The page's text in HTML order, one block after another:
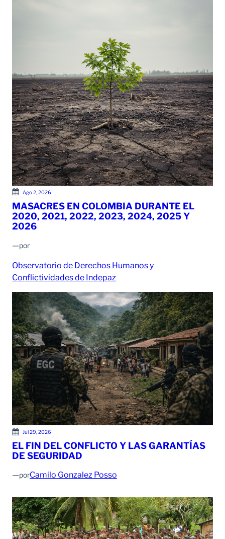
Ago 2, 2026
MASACRES EN COLOMBIA DURANTE EL
2020, 2021, 2022, 2023, 2024, 2025 Y
2026
—por
Observatorio de Derechos Humanos y
Conflictividades de Indepaz
Jul 29, 2026
EL FIN DEL CONFLICTO Y LAS GARANTÍAS
DE SEGURIDAD
—porCamilo Gonzalez Posso